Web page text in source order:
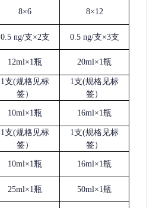
8×6 8×12
0.5 ng/支×2支 0.5 ng/支×3支
12ml×1瓶 20ml×1瓶
1支(规格见标
签）
1支(规格见标
签）
10ml×1瓶 16ml×1瓶
1支(规格见标
签）
1支(规格见标
签）
10ml×1瓶 16ml×1瓶
25ml×1瓶 50ml×1瓶